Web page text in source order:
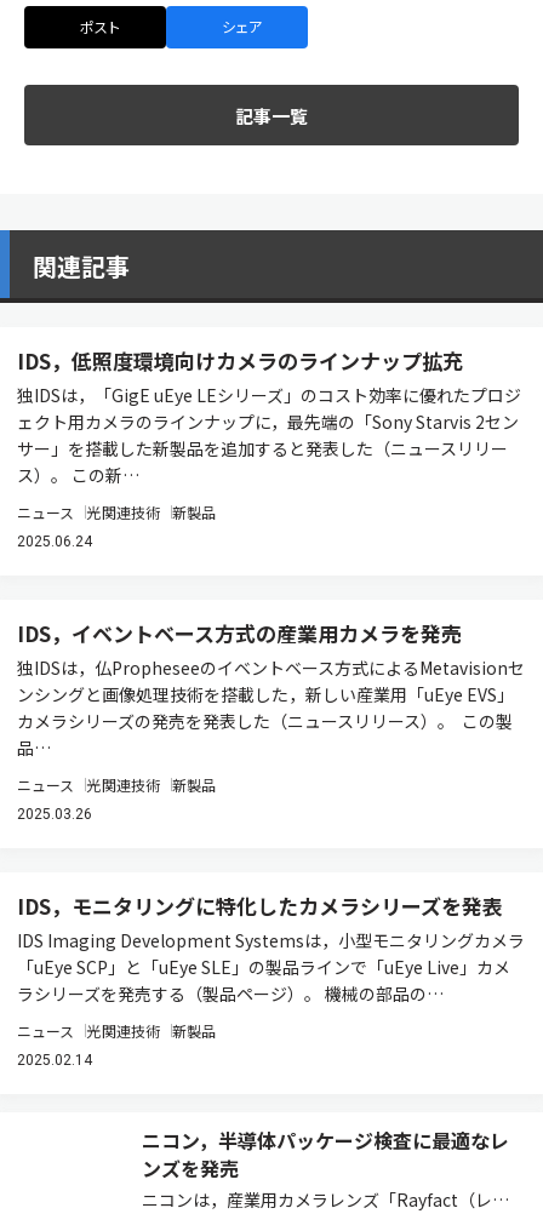
ポスト シェア
記事一覧
関連記事
IDS，低照度環境向けカメラのラインナップ拡充
独IDSは，「GigE uEye LEシリーズ」のコスト効率に優れたプロジ
ェクト用カメラのラインナップに，最先端の「Sony Starvis 2セン
サー」を搭載した新製品を追加すると発表した（ニュースリリー
ス）。 この新…
ニュース 光関連技術 新製品
2025.06.24
IDS，イベントベース方式の産業用カメラを発売
独IDSは，仏Propheseeのイベントベース方式によるMetavisionセ
ンシングと画像処理技術を搭載した，新しい産業用「uEye EVS」
カメラシリーズの発売を発表した（ニュースリリース）。 この製
品…
ニュース 光関連技術 新製品
2025.03.26
IDS，モニタリングに特化したカメラシリーズを発表
IDS Imaging Development Systemsは，小型モニタリングカメラ
「uEye SCP」と「uEye SLE」の製品ラインで「uEye Live」カメ
ラシリーズを発売する（製品ページ）。 機械の部品の…
ニュース 光関連技術 新製品
2025.02.14
ニコン，半導体パッケージ検査に最適なレ
ンズを発売
ニコンは，産業用カメラレンズ「Rayfact（レイ